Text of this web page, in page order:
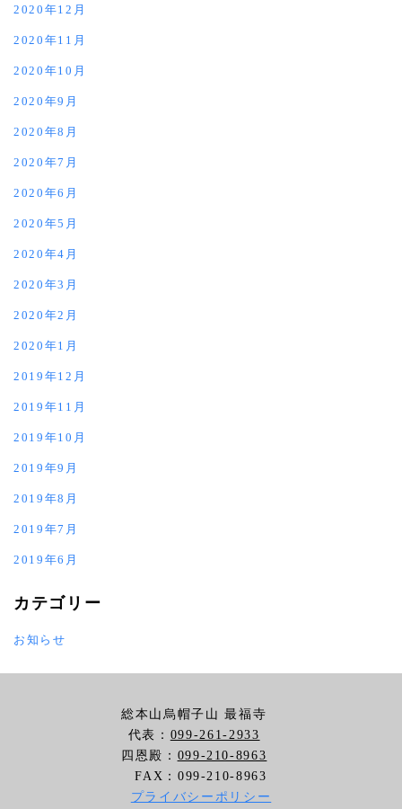
2020年12月
2020年11月
2020年10月
2020年9月
2020年8月
2020年7月
2020年6月
2020年5月
2020年4月
2020年3月
2020年2月
2020年1月
2019年12月
2019年11月
2019年10月
2019年9月
2019年8月
2019年7月
2019年6月
カテゴリー
お知らせ
総本山烏帽子山 最福寺
代表： 099-261-2933
四恩殿： 099-210-8963
FAX：099-210-8963
プライバシーポリシー